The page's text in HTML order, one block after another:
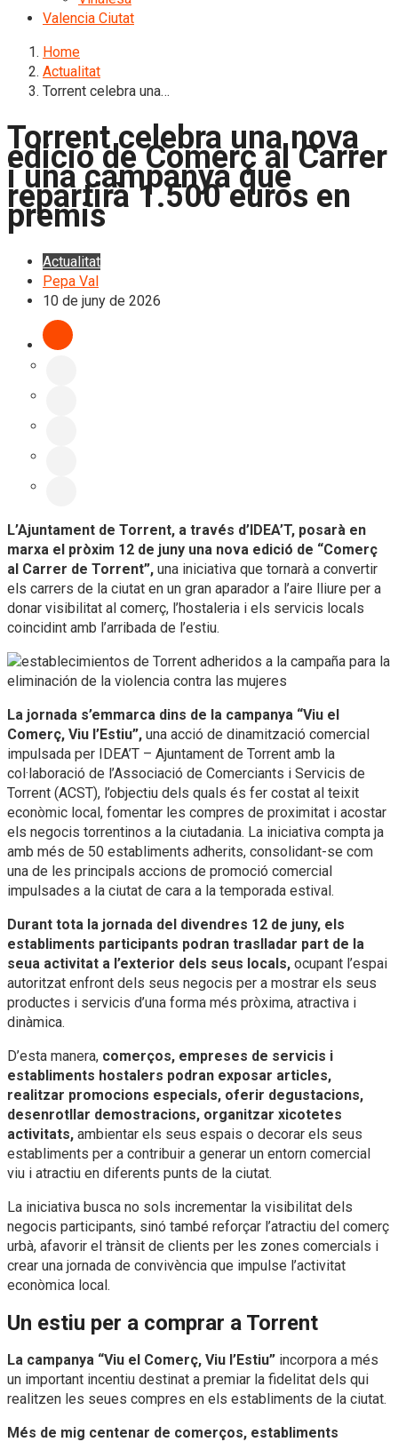
Valencia Ciutat
Home
Actualitat
Torrent celebra una…
Torrent celebra una nova
edició de Comerç al Carrer
i una campanya que
repartirà 1.500 euros en
premis
Actualitat
Pepa Val
10 de juny de 2026
L’Ajuntament de Torrent, a través d’IDEA’T, posarà en
marxa el pròxim 12 de juny una nova edició de “Comerç
al Carrer de Torrent”, una iniciativa que tornarà a convertir
els carrers de la ciutat en un gran aparador a l’aire lliure per a
donar visibilitat al comerç, l’hostaleria i els servicis locals
coincidint amb l’arribada de l’estiu.
La jornada s’emmarca dins de la campanya “Viu el
Comerç, Viu l’Estiu”, una acció de dinamització comercial
impulsada per IDEA’T – Ajuntament de Torrent amb la
col·laboració de l’Associació de Comerciants i Servicis de
Torrent (ACST), l’objectiu dels quals és fer costat al teixit
econòmic local, fomentar les compres de proximitat i acostar
els negocis torrentinos a la ciutadania. La iniciativa compta ja
amb més de 50 establiments adherits, consolidant-se com
una de les principals accions de promoció comercial
impulsades a la ciutat de cara a la temporada estival.
Durant tota la jornada del divendres 12 de juny, els
establiments participants podran traslladar part de la
seua activitat a l’exterior dels seus locals, ocupant l’espai
autoritzat enfront dels seus negocis per a mostrar els seus
productes i servicis d’una forma més pròxima, atractiva i
dinàmica.
D’esta manera, comerços, empreses de servicis i
establiments hostalers podran exposar articles,
realitzar promocions especials, oferir degustacions,
desenrotllar demostracions, organitzar xicotetes
activitats, ambientar els seus espais o decorar els seus
establiments per a contribuir a generar un entorn comercial
viu i atractiu en diferents punts de la ciutat.
La iniciativa busca no sols incrementar la visibilitat dels
negocis participants, sinó també reforçar l’atractiu del comerç
urbà, afavorir el trànsit de clients per les zones comercials i
crear una jornada de convivència que impulse l’activitat
econòmica local.
Un estiu per a comprar a Torrent
La campanya “Viu el Comerç, Viu l’Estiu” incorpora a més
un important incentiu destinat a premiar la fidelitat dels qui
realitzen les seues compres en els establiments de la ciutat.
Més de mig centenar de comerços, establiments